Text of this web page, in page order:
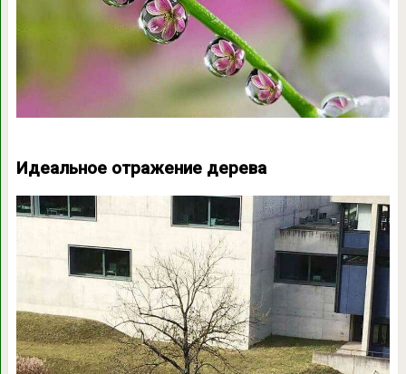
Идеальное отражение дерева